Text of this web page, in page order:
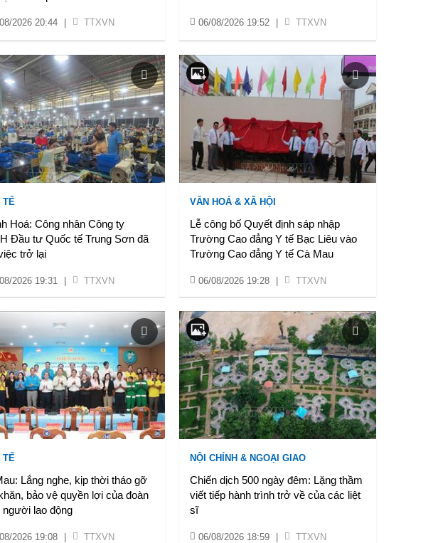
2026 20:44 TTXVN 06/08/2026 19:52 TTXVN
TẾ
Hoá: Công nhân Công ty
Đầu tư Quốc tế Trung Sơn đã
trở lại
2026 19:31 TTXVN
VĂN HOÁ & XÃ HỘI
Lễ công bố Quyết định sáp nhập
Trường Cao đẳng Y tế Bạc Liêu vào
Trường Cao đẳng Y tế Cà Mau
06/08/2026 19:28 TTXVN
TẾ
Lắng nghe, kịp thời tháo gỡ
bảo vệ quyền lợi của đoàn
người lao động
2026 19:08 TTXVN
NỘI CHÍNH & NGOẠI GIAO
Chiến dịch 500 ngày đêm: Lặng thầm
viết tiếp hành trình trở về của các liệt
sĩ
06/08/2026 18:59 TTXVN